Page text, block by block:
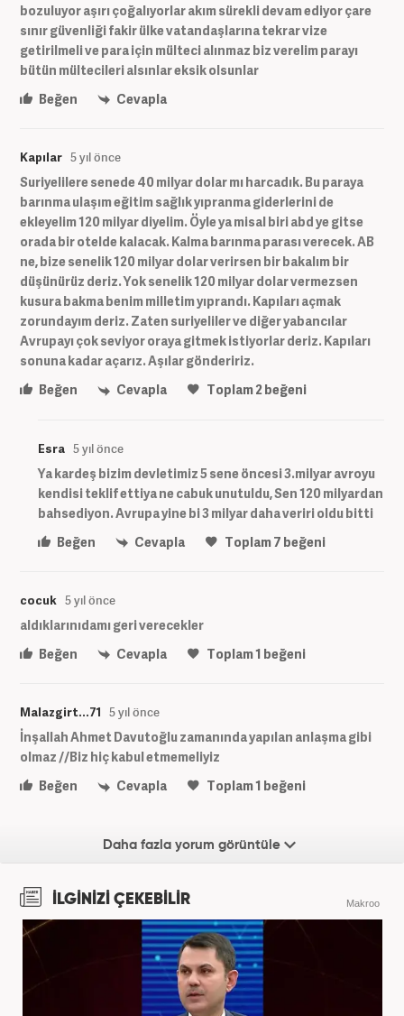
bozuluyor aşırı çoğalıyorlar akım sürekli devam ediyor çare
sınır güvenliği fakir ülke vatandaşlarına tekrar vize
getirilmeli ve para için mülteci alınmaz biz verelim parayı
bütün mültecileri alsınlar eksik olsunlar
Beğen
Cevapla
Kapılar 5 yıl önce
Suriyelilere senede 40 milyar dolar mı harcadık. Bu paraya
barınma ulaşım eğitim sağlık yıpranma giderlerini de
ekleyelim 120 milyar diyelim. Öyle ya misal biri abd ye gitse
orada bir otelde kalacak. Kalma barınma parası verecek. AB
ne, bize senelik 120 milyar dolar verirsen bir bakalım bir
düşünürüz deriz. Yok senelik 120 milyar dolar vermezsen
kusura bakma benim milletim yıprandı. Kapıları açmak
zorundayım deriz. Zaten suriyeliler ve diğer yabancılar
Avrupayı çok seviyor oraya gitmek istiyorlar deriz. Kapıları
sonuna kadar açarız. Aşılar göndeririz.
Beğen
Cevapla Toplam2beğeni
Esra 5 yıl önce
Ya kardeş bizim devletimiz 5 sene öncesi 3.milyar avroyu
kendisi teklif ettiya ne cabuk unutuldu, Sen 120 milyardan
bahsediyon. Avrupa yine bi 3 milyar daha veriri oldu bitti
Beğen
Cevapla Toplam7 beğeni
cocuk 5 yıl önce
aldıklarınıdamı geri verecekler
Beğen
Cevapla Toplam1 beğeni
Malazgirt...71 5 yıl önce
İnşallah Ahmet Davutoğlu zamanında yapılan anlaşma gibi
olmaz //Biz hiç kabul etmemeliyiz
Beğen
Cevapla Toplam1 beğeni
Daha fazla yorum görüntüle
İLGİNİZİ ÇEKEBİLİR Makroo